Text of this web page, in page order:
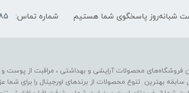
شماره تماس:
فروشگاه‌های محصولات آرایشی و بهداشتی ، مراقبت از پوست و
ایران با بیش از 9 سال سابقه بهترین تنوع محصولات از برندهای اورجینال را برای